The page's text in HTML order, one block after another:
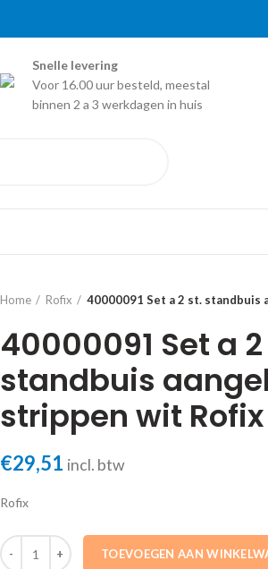
Snelle levering
Voor 16.00 uur besteld, meestal
binnen 2 a 3 werkdagen in huis
Home
Rofix 40000091 Set a 2 st.
40000091 Set a
standbuis
strippen wit Rofix
€29,51 incl. btw
Rofix
40000091 Set a 2 st. standbuis aangelaste
TOEVOEGEN AAN